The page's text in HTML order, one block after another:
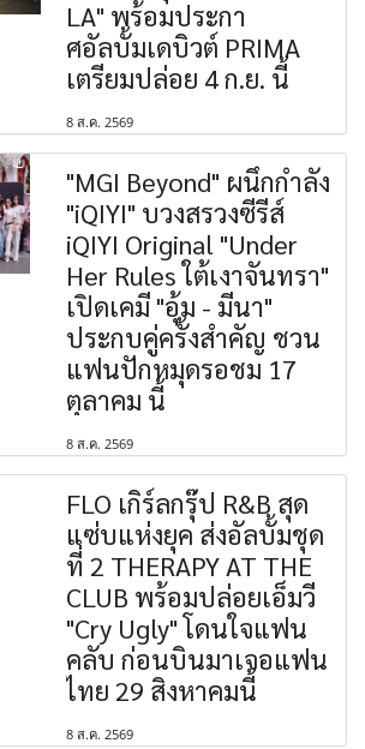
LA" พร้อมประกา
ศอัลบั้มเดบิวต์ PRIMA
เตรียมปล่อย 4 ก.ย. นี้
8 ส.ค. 2569
"MGI Beyond" ผนึกกำลัง
"iQIYI" บวงสรวงซีรีส์
iQIYI Original "Under
Her Rules ใต้เงาจันทรา"
เปิดเคมี "อุ้ม - มีนา"
ประกบคู่ครั้งสำคัญ ชวน
แฟนปักหมุดรอชม 17
ตุลาคม นี้
8 ส.ค. 2569
FLO เกิร์ลกรุ๊ป R&B สุด
แซ่บแห่งยุค ส่งอัลบั้มชุด
ที่ 2 THERAPY AT THE
CLUB พร้อมปล่อยเอ็มวี
"Cry Ugly" โดนใจแฟน
คลับ ก่อนบินมาเจอแฟน
ไทย 29 สิงหาคมนี้
8 ส.ค. 2569